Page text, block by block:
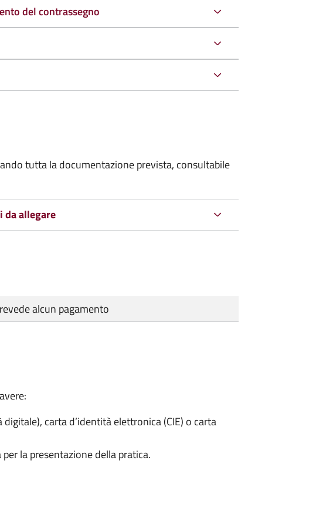
del contrassegno
tutta la documentazione prevista, consultabile
da allegare
alcun pagamento
carta d’identità elettronica (CIE) o carta
la presentazione della pratica.